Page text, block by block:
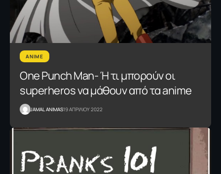
ANIME
One Punch Man- Ή τι μπορούν οι
superheros να μάθουν από τα anime
JAMAL ANIMAS19 ΑΠΡΙΛΙΟΥ 2022